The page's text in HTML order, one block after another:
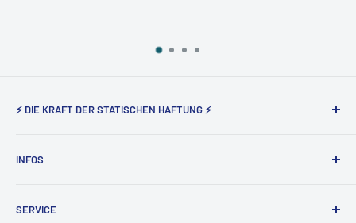
⚡ DIE KRAFT DER STATISCHEN HAFTUNG ⚡
Vertrieb der elektrostatisch haftenden Produkte von Tesla
INFOS
Impressum
SERVICE